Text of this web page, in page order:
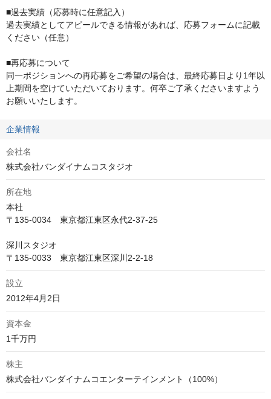
■過去実績（応募時に任意記入）
過去実績としてアピールできる情報があれば、応募フォームに記載
ください（任意）
■再応募について
同一ポジションへの再応募をご希望の場合は、最終応募日より1年以
上期間を空けていただいております。何卒ご了承くださいますよう
お願いいたします。
企業情報
会社名
株式会社バンダイナムコスタジオ
所在地
本社
〒135-0034　東京都江東区永代2-37-25
深川スタジオ
〒135-0033　東京都江東区深川2-2-18
設立
資本金
株主